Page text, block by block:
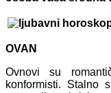
OVAN
Ovnovi su
konformisti. Stalno